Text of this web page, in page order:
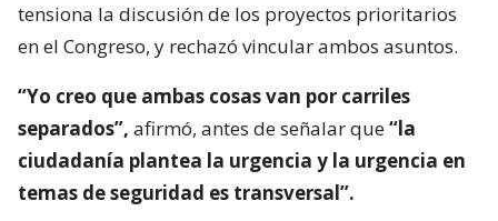
tensiona la discusión de los proyectos prioritarios
en el Congreso, y rechazó vincular ambos asuntos.
“Yo creo que ambas cosas van por carriles
separados”, afirmó, antes de señalar que“la
ciudadanía plantea la urgencia y la urgencia en
temas de seguridad es transversal”.